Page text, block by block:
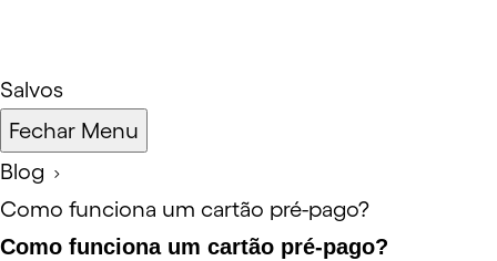
Salvos
Fechar Menu
Blog
Como funciona um cartão pré-pago?
Como funciona um cartão pré-pago?